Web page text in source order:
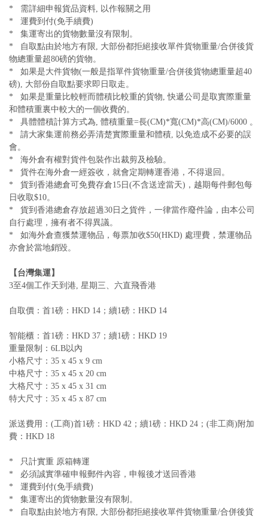
* 需詳細申報貨品資料, 以作報關之用
* 運費到付(免手續費)
* 集運寄出的貨物數量沒有限制。
* 自取點由於地方有限, 大部份都拒絕接收單件貨物重量/合併後貨
物總重量超80磅的貨物。
* 如果是大件貨物(一般是指單件貨物重量/合併後貨物總重量超40
磅), 大部份自取點要求即日取走。
* 如果是重量比較輕而體積比較重的貨物, 快遞公司是取實際重量
和體積重裏中較大的一個收費的。
* 具體體積計算方式為, 體積重量=長(CM)*寬(CM)*高(CM)/6000 。
* 請大家集運前務必弄清楚實際重量和體積, 以免造成不必要的誤
會。
* 海外倉有權對貨件包裝作出裁剪及檢驗。
* 貨件在海外倉一經簽收，就會定期轉運香港，不得退回。
* 貨到香港總倉可免費存倉15日(不含送逹當天)，越期每件郵包每
日收取$10。
* 貨到香港總倉存放超過30日之貨件，一律當作廢件論，由本公司
自行處理，擁有者不得異議。
* 如海外倉查獲禁運物品，每票加收$50(HKD) 處理費，禁運物品
亦會於當地銷毀。
【台灣集運】
3至4個工作天到港, 星期三、六直飛香港
自取價：首1磅：HKD 14；續1磅：HKD 14
智能櫃：首1磅：HKD 37；續1磅：HKD 19
重量限制：6LB以內
小格尺寸：35 x 45 x 9 cm
中格尺寸：35 x 45 x 20 cm
大格尺寸：35 x 45 x 31 cm
特大尺寸：35 x 45 x 87 cm
派送費用：(工商)首1磅：HKD 42；續1磅：HKD 24；(非工商)附加
費：HKD 18
* 只計實重 原箱轉運
* 必須誠實準確申報郵件內容，申報後才送回香港
* 運費到付(免手續費)
* 集運寄出的貨物數量沒有限制。
* 自取點由於地方有限, 大部份都拒絕接收單件貨物重量/合併後貨